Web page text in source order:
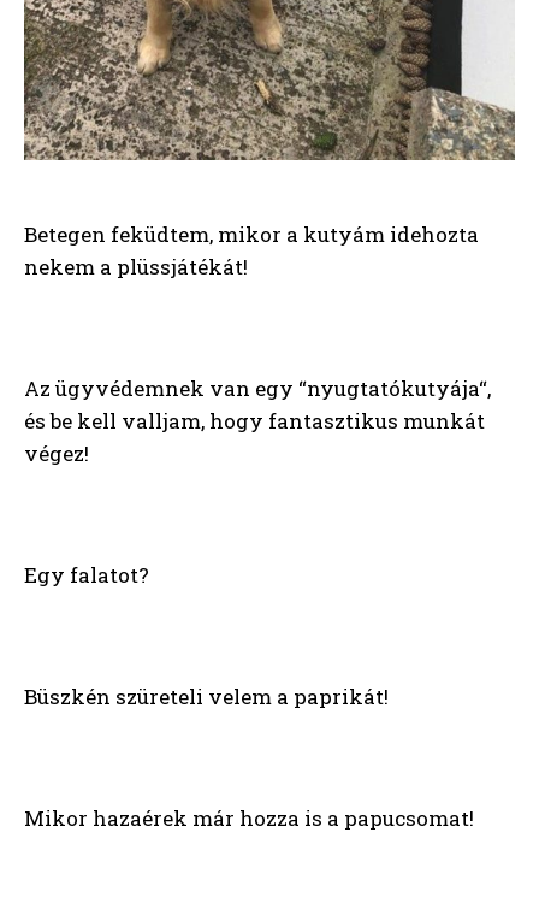
Betegen feküdtem, mikor a kutyám idehozta
nekem a plüssjátékát!
Az ügyvédemnek van egy “nyugtatókutyája“,
és be kell valljam, hogy fantasztikus munkát
végez!
Egy falatot?
Büszkén szüreteli velem a paprikát!
Mikor hazaérek már hozza is a papucsomat!